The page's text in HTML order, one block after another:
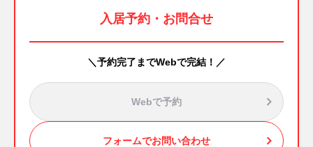
入居予約・お問合せ
＼予約完了までWebで完結！／
Webで予約
フォームでお問い合わせ